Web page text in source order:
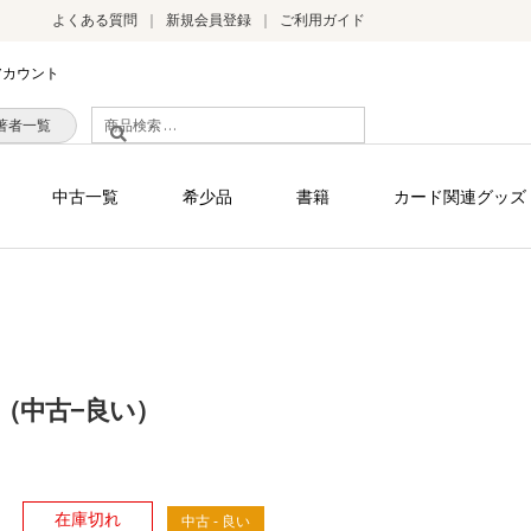
よくある質問 新規会員登録 ご利用ガイド
ウント
検
索
象:
者一覧
中古一覧 希少品 書籍 カード関連グッズ
中古−良い）
中古 - 良い
在庫切れ